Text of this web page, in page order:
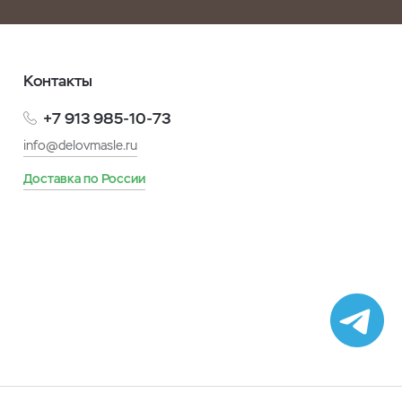
Контакты
+7 913 985-10-73
info@delovmasle.ru
Доставка по России